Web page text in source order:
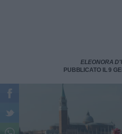
ELEONORA
PUBBLICATO IL 9